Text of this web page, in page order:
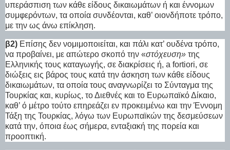
υπεράσπιση των κάθε είδους δικαιωμάτων ή και έννομων
συμφερόντων, τα οποία συνδέονται, καθ’ οιονδήποτε τρόπο,
με την ως άνω επίκληση.
β2) Επίσης δεν νομιμοποιείται, και πάλι κατ’ ουδένα τρόπο,
να προβαίνει, με απώτερο σκοπό την «στόχευση» της
Ελληνικής τους καταγωγής, σε διακρίσεις ή, a fortiori, σε
διώξεις εις βάρος τους κατά την άσκηση των κάθε είδους
δικαιωμάτων, τα οποία τους αναγνωρίζει το Σύνταγμα της
Τουρκίας και, κυρίως, το Διεθνές και το Ευρωπαϊκό Δίκαιο,
καθ’ ό μέτρο τούτο επηρεάζει εν προκειμένω και την Έννομη
Τάξη της Τουρκίας, λόγω των Ευρωπαϊκών της δεσμεύσεων
κατά την, όποια έως σήμερα, ενταξιακή της πορεία και
προοπτική.